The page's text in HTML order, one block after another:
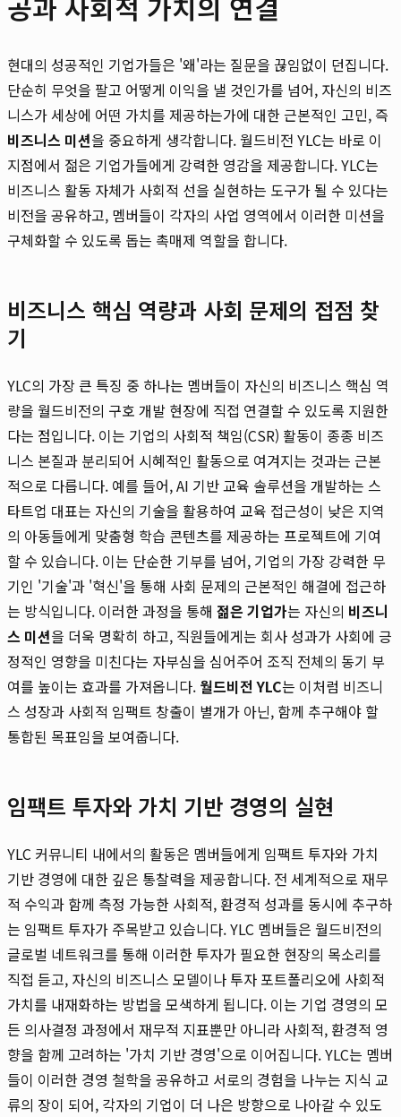
현대의 성공적인 기업가들은 '왜'라는 질문을 끊임없이 던집니다.
단순히 무엇을 팔고 어떻게 이익을 낼 것인가를 넘어, 자신의 비즈
니스가 세상에 어떤 가치를 제공하는가에 대한 근본적인 고민, 즉
비즈니스 미션을 중요하게 생각합니다. 월드비전 YLC는 바로 이
지점에서 젊은 기업가들에게 강력한 영감을 제공합니다. YLC는
비즈니스 활동 자체가 사회적 선을 실현하는 도구가 될 수 있다는
비전을 공유하고, 멤버들이 각자의 사업 영역에서 이러한 미션을
구체화할 수 있도록 돕는 촉매제 역할을 합니다.
비즈니스 핵심 역량과 사회 문제의 접점 찾
기
YLC의 가장 큰 특징 중 하나는 멤버들이 자신의 비즈니스 핵심 역
량을 월드비전의 구호 개발 현장에 직접 연결할 수 있도록 지원한
다는 점입니다. 이는 기업의 사회적 책임(CSR) 활동이 종종 비즈
니스 본질과 분리되어 시혜적인 활동으로 여겨지는 것과는 근본
적으로 다릅니다. 예를 들어, AI 기반 교육 솔루션을 개발하는 스
타트업 대표는 자신의 기술을 활용하여 교육 접근성이 낮은 지역
의 아동들에게 맞춤형 학습 콘텐츠를 제공하는 프로젝트에 기여
할 수 있습니다. 이는 단순한 기부를 넘어, 기업의 가장 강력한 무
기인 '기술'과 '혁신'을 통해 사회 문제의 근본적인 해결에 접근하
는 방식입니다. 이러한 과정을 통해 젊은 기업가는 자신의 비즈니
스 미션을 더욱 명확히 하고, 직원들에게는 회사 성과가 사회에 긍
정적인 영향을 미친다는 자부심을 심어주어 조직 전체의 동기 부
여를 높이는 효과를 가져옵니다. 월드비전 YLC는 이처럼 비즈니
스 성장과 사회적 임팩트 창출이 별개가 아닌, 함께 추구해야 할
통합된 목표임을 보여줍니다.
임팩트 투자와 가치 기반 경영의 실현
YLC 커뮤니티 내에서의 활동은 멤버들에게 임팩트 투자와 가치
기반 경영에 대한 깊은 통찰력을 제공합니다. 전 세계적으로 재무
적 수익과 함께 측정 가능한 사회적, 환경적 성과를 동시에 추구하
는 임팩트 투자가 주목받고 있습니다. YLC 멤버들은 월드비전의
글로벌 네트워크를 통해 이러한 투자가 필요한 현장의 목소리를
직접 듣고, 자신의 비즈니스 모델이나 투자 포트폴리오에 사회적
가치를 내재화하는 방법을 모색하게 됩니다. 이는 기업 경영의 모
든 의사결정 과정에서 재무적 지표뿐만 아니라 사회적, 환경적 영
향을 함께 고려하는 '가치 기반 경영'으로 이어집니다. YLC는 멤버
들이 이러한 경영 철학을 공유하고 서로의 경험을 나누는 지식 교
류의 장이 되어, 각자의 기업이 더 나은 방향으로 나아갈 수 있도